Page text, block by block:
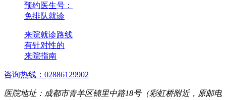
预约医生号：
免排队就诊
来院就诊路线
有针对性的
来院指南
咨询热线：02886129902
医院地址：成都市青羊区锦里中路18号（彩虹桥附近，原邮电